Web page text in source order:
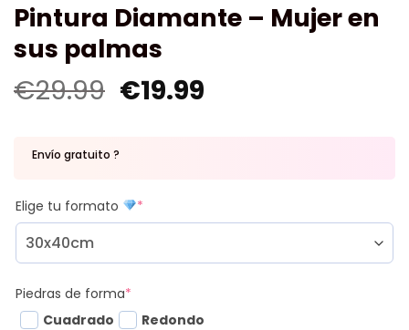
Pintura Diamante – Mujer en
sus palmas
€29.99 €19.99
Envío gratuito ?
Elige tu formato *
Piedras de forma*
Cuadrado
Redondo